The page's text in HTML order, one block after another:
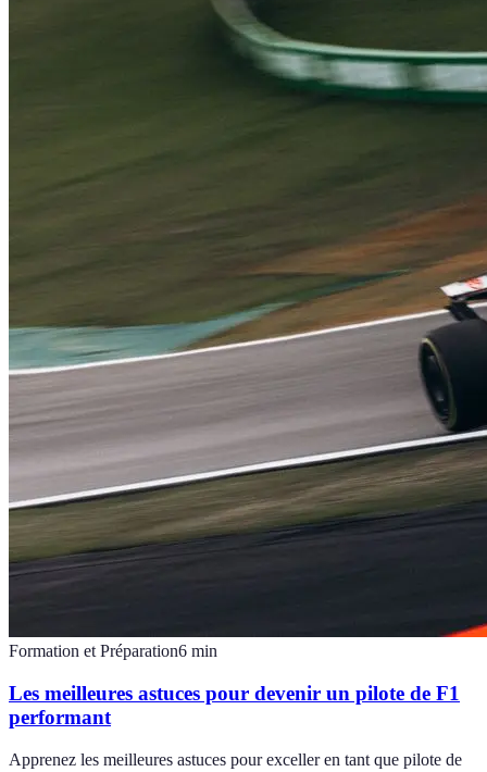
Formation et Préparation6 min
Les meilleures astuces pour devenir un pilote de F1
performant
Apprenez les meilleures astuces pour exceller en tant que pilote de